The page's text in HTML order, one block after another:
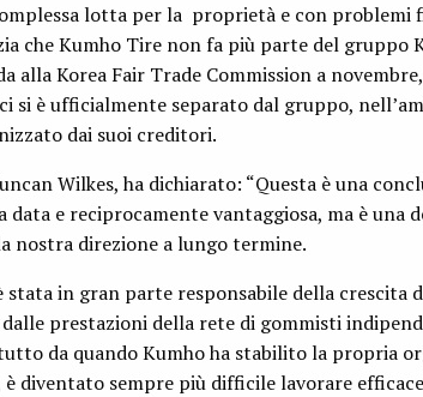
lotta per la proprietà e con problemi
che Kumho Tire non fa più parte del gruppo
alla Korea Fair Trade Commission a
si è ufficialmente separato dal gruppo,
dai suoi creditori.
Wilkes, ha dichiarato: “Questa è una
e reciprocamente vantaggiosa, ma è una
nostra direzione a lungo termine.
stata in gran parte responsabile della crescita
prestazioni della rete di gommisti
da quando Kumho ha stabilito la propria
diventato sempre più difficile lavorare